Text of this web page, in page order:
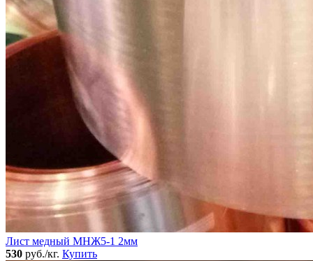
Лист медный МНЖ5-1 2мм
530 руб./кг. Купить